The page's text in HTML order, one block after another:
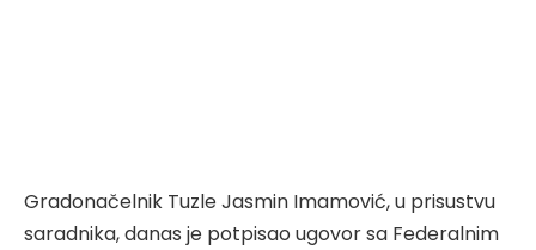
Gradonačelnik Tuzle Jasmin Imamović, u prisustvu
saradnika, danas je potpisao ugovor sa Federalnim